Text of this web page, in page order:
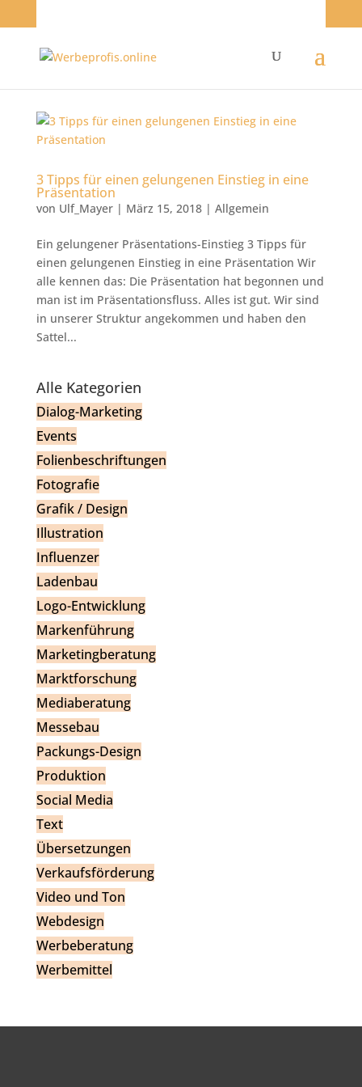
3 Tipps für einen gelungenen Einstieg in eine
Präsentation
von Ulf_Mayer| März 15, 2018| Allgemein
Ein gelungener Präsentations-Einstieg 3 Tipps für
einen gelungenen Einstieg in eine Präsentation Wir
alle kennen das: Die Präsentation hat begonnen und
man ist im Präsentationsfluss. Alles ist gut. Wir sind
in unserer Struktur angekommen und haben den
Sattel...
Alle Kategorien
Dialog-Marketing
Events
Folienbeschriftungen
Fotografie
Grafik / Design
Illustration
Influenzer
Ladenbau
Logo-Entwicklung
Markenführung
Marketingberatung
Marktforschung
Mediaberatung
Messebau
Packungs-Design
Produktion
Social Media
Text
Übersetzungen
Verkaufsförderung
Video und Ton
Webdesign
Werbeberatung
Werbemittel